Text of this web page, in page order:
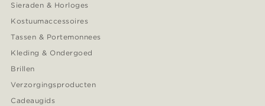
Sieraden & Horloges
Kostuumaccessoires
Tassen & Portemonnees
Kleding & Ondergoed
Brillen
Verzorgingsproducten
Cadeaugids